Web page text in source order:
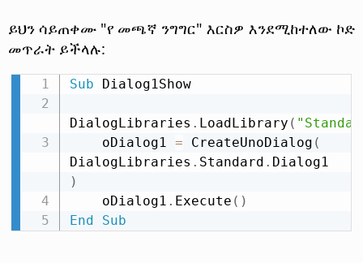
ይህን ሳይጠቀሙ "የ መጫኛ ንግግር" እርስዎ እንደሚከተለው ኮድ
መጥራት ይችላሉ:
Sub Dialog1Show
DialogLibraries . LoadLibrary (
    oDialog1
= CreateUnoDialog (
DialogLibraries . Standard .
)
    oDialog1
. Execute ( )
End
Sub